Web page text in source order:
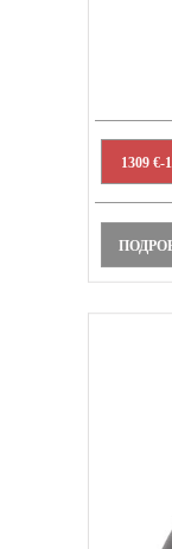
1309 €-